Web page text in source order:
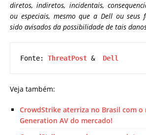
diretos, indiretos, incidentais,
ou especiais, mesmo que a Dell ou seus
sido avisados ​​da possibilidade de tais
Fonte: ThreatPost & Dell
Veja também:
CrowdStrike aterriza no Brasil com o
Generation AV do mercado!